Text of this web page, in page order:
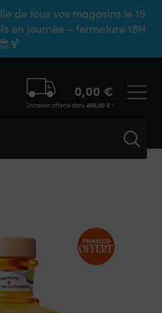
de tous vos magasins le 15
en journée – fermeture 18H
0,00 €
Livraison offerte dans450,00 €!